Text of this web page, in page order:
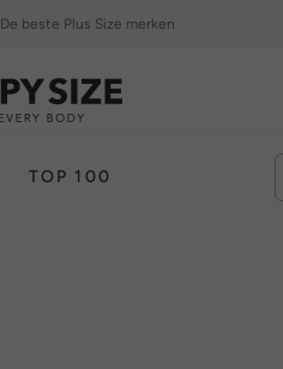
De beste Plus Size merken
TOP 100